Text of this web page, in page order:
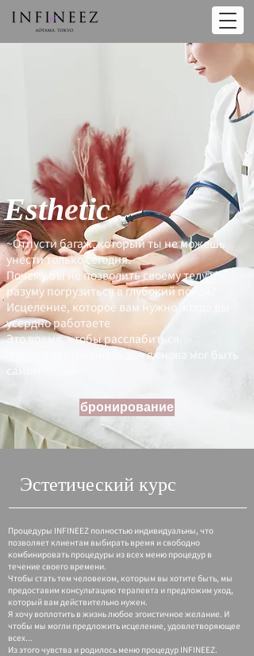
Esthetic
~Отпусти багаж, который ты не можешь
унести только сегодня.
Почему бы не позволить своему телу и
разуму погрузиться в глубокий покой?
Исцеление, которое вам нужно, когда вы
усердно работаете
Это время, чтобы расслабиться.
Чтобы с завтрашнего дня я снова мог быть
самим собой~
бронирование
Эстетический курс
Процедуры INFINEEZ полностью индивидуальны, что
позволяет клиентам выбирать время и свободно
комбинировать процедуры из всех меню процедур в
течение своего времени.
Чтобы стать тем человеком, которым вы хотите быть, мы
предоставим консультацию терапевта и предложим уход,
который вам действительно нужен.
Я хочу воплотить в жизнь любое эгоистичное желание. И
чтобы мы могли предложить исцеление, удовлетворяющее
всех...
Из этого чувства и родилось меню процедур INFINEEZ.